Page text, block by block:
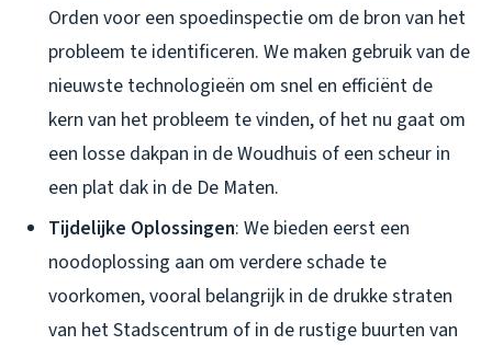
Orden voor een spoedinspectie om de bron van het
probleem te identificeren. We maken gebruik van de
nieuwste technologieën om snel en efficiënt de
kern van het probleem te vinden, of het nu gaat om
een losse dakpan in de Woudhuis of een scheur in
een plat dak in de De Maten.
Tijdelijke Oplossingen: We bieden eerst een
noodoplossing aan om verdere schade te
voorkomen, vooral belangrijk in de drukke straten
van het Stadscentrum of in de rustige buurten van